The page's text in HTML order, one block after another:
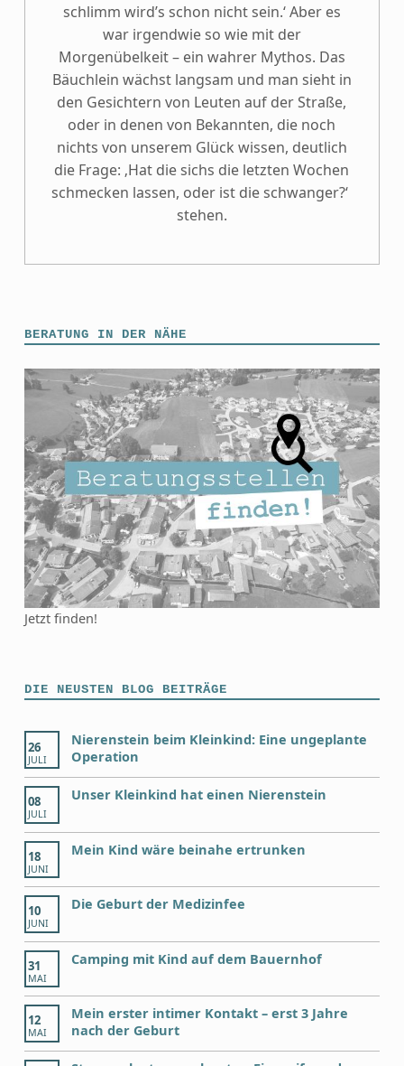
schlimm wird’s schon nicht sein.‘ Aber es
war irgendwie so wie mit der
Morgenübelkeit – ein wahrer Mythos. Das
Bäuchlein wächst langsam und man sieht in
den Gesichtern von Leuten auf der Straße,
oder in denen von Bekannten, die noch
nichts von unserem Glück wissen, deutlich
die Frage: ‚Hat die sichs die letzten Wochen
schmecken lassen, oder ist die schwanger?‘
stehen.
BERATUNG IN DER NÄHE
Jetzt finden!
DIE NEUSTEN BLOG BEITRÄGE
26
JULI
Nierenstein beim Kleinkind: Eine ungeplante
Operation
08
JULI
Unser Kleinkind hat einen Nierenstein
18
JUNI
Mein Kind wäre beinahe ertrunken
10
JUNI
Die Geburt der Medizinfee
31
MAI
Camping mit Kind auf dem Bauernhof
12
MAI
Mein erster intimer Kontakt – erst 3 Jahre
nach der Geburt